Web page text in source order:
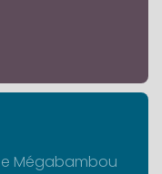
Mégabambou